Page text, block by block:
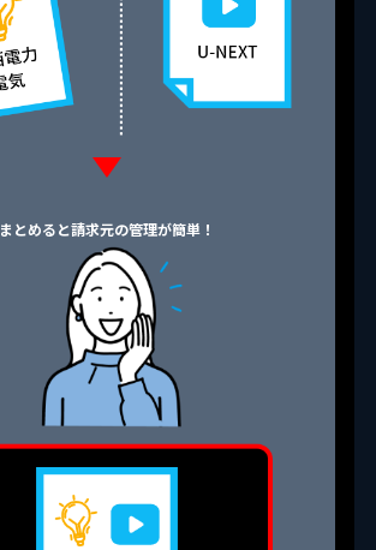
まとめると請求元の管理が簡単！